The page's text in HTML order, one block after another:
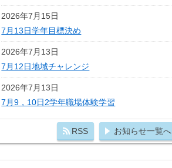
2026年7月15日
7月13日学年目標決め
2026年7月13日
7月12日地域チャレンジ
2026年7月13日
7月9，10日2学年職場体験学習
RSS お知らせ一覧へ